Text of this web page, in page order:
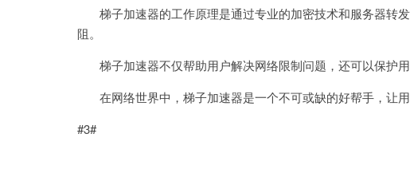
梯子加速器的工作原理是通过专业的加密技术和服务器转
阻。
梯子加速器不仅帮助用户解决网络限制问题，还可以保护用
在网络世界中，梯子加速器是一个不可或缺的好帮手，让用
#3#